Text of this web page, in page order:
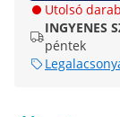
Utolsó
INGYENES
péntek